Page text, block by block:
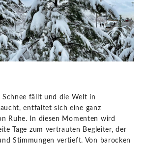
Schnee fällt und die Welt in
entfaltet sich eine ganz
Ruhe. In diesen Momenten wird
Tage zum vertrauten Begleiter, der
Stimmungen vertieft. Von barocken